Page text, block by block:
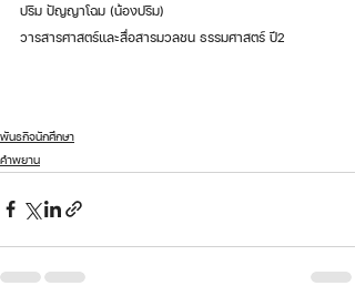
ปริม ปัญญาโฉม (น้องปริม)
วารสารศาสตร์และสื่อสารมวลชน ธรรมศาสตร์ ปี2
พันธกิจนักศึกษา
คำพยาน